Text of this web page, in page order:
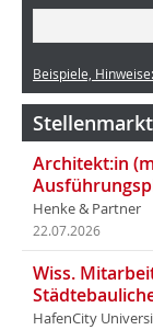
Beispiele,
Architekt:in
Henke & Partner
22.07.2026
Wiss.
HafenCity